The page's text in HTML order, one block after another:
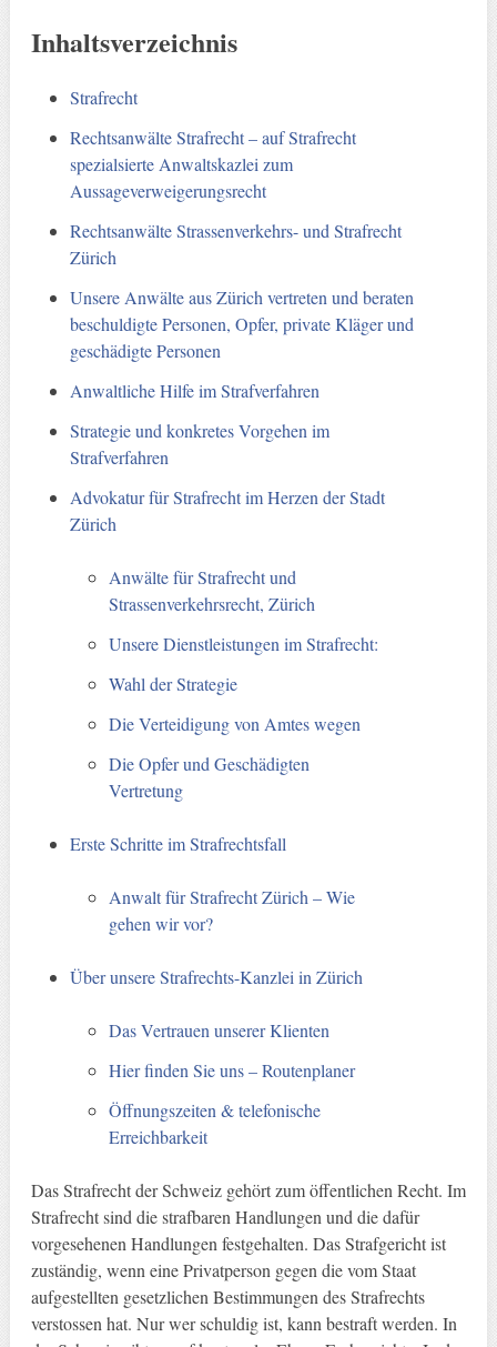
Inhaltsverzeichnis
Strafrecht
Rechtsanwälte Strafrecht – auf Strafrecht
spezialsierte Anwaltskazlei zum
Aussageverweigerungsrecht
Rechtsanwälte Strassenverkehrs- und Strafrecht
Zürich
Unsere Anwälte aus Zürich vertreten und beraten
beschuldigte Personen, Opfer, private Kläger und
geschädigte Personen
Anwaltliche Hilfe im Strafverfahren
Strategie und konkretes Vorgehen im
Strafverfahren
Advokatur für Strafrecht im Herzen der Stadt
Zürich
Anwälte für Strafrecht und
Strassenverkehrsrecht, Zürich
Unsere Dienstleistungen im Strafrecht:
Wahl der Strategie
Die Verteidigung von Amtes wegen
Die Opfer und Geschädigten
Vertretung
Erste Schritte im Strafrechtsfall
Anwalt für Strafrecht Zürich – Wie
gehen wir vor?
Über unsere Strafrechts-Kanzlei in Zürich
Das Vertrauen unserer Klienten
Hier finden Sie uns – Routenplaner
Öffnungszeiten & telefonische
Erreichbarkeit
Das Strafrecht der Schweiz gehört zum öffentlichen Recht. Im
Strafrecht sind die strafbaren Handlungen und die dafür
vorgesehenen Handlungen festgehalten. Das Strafgericht ist
zuständig, wenn eine Privatperson gegen die vom Staat
aufgestellten gesetzlichen Bestimmungen des Strafrechts
verstossen hat. Nur wer schuldig ist, kann bestraft werden. In